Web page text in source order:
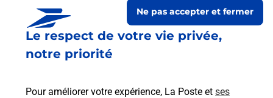
Le respect de votre vie privée,
notre priorité
Pour améliorer votre expérience, La Poste et ses
Ne pas accepter et fermer